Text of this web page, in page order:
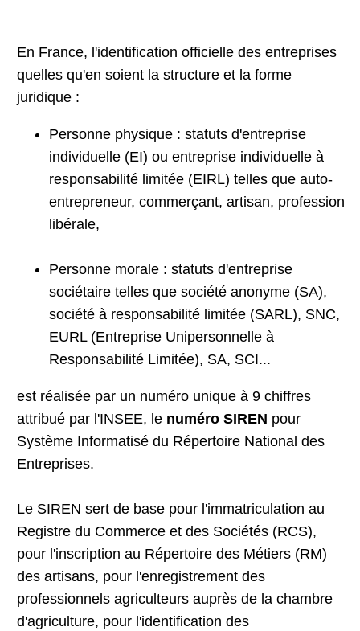
En France, l'identification officielle des entreprises
quelles qu'en soient la structure et la forme
juridique :
Personne physique : statuts d'entreprise
individuelle (EI) ou entreprise individuelle à
responsabilité limitée (EIRL) telles que auto-
entrepreneur, commerçant, artisan, profession
libérale,
Personne morale : statuts d'entreprise
sociétaire telles que société anonyme (SA),
société à responsabilité limitée (SARL), SNC,
EURL (Entreprise Unipersonnelle à
Responsabilité Limitée), SA, SCI...
est réalisée par un numéro unique à 9 chiffres
attribué par l'INSEE, le numéro SIREN pour
Système Informatisé du Répertoire National des
Entreprises.
Le SIREN sert de base pour l'immatriculation au
Registre du Commerce et des Sociétés (RCS),
pour l'inscription au Répertoire des Métiers (RM)
des artisans, pour l'enregistrement des
professionnels agriculteurs auprès de la chambre
d'agriculture, pour l'identification des